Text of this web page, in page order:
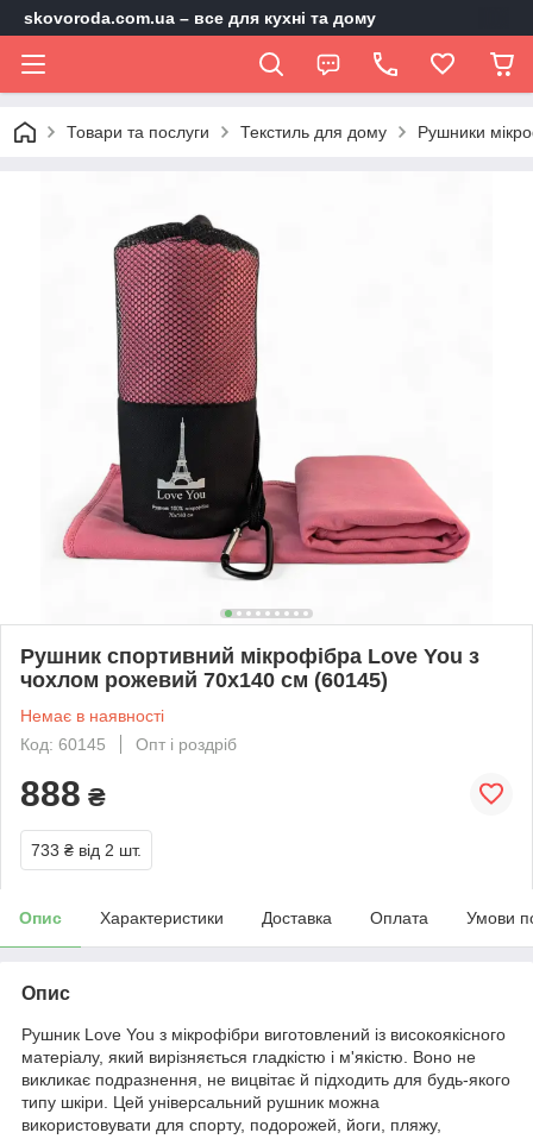
skovoroda.com.ua – все для кухні та дому
Товари та послуги Текстиль для дому Рушники
Рушник спортивний мікрофібра Love You з
чохлом рожевий 70х140 см (60145)
Немає в наявності
Код: 60145
Опт і роздріб
888 ₴
733 ₴ від 2 шт.
Опис Характеристики Доставка Оплата Умови
Опис
Рушник Love You з мікрофібри виготовлений із високоякісного
матеріалу, який вирізняється гладкістю і м'якістю. Воно не
викликає подразнення, не вицвітає й підходить для будь-якого
типу шкіри. Цей універсальний рушник можна
використовувати для спорту, подорожей, йоги, пляжу,